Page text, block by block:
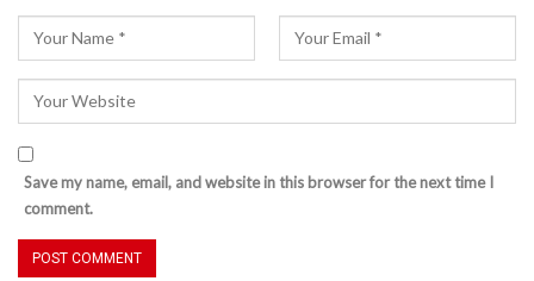
Save my name, email, and website in this browser for the next time I
comment.